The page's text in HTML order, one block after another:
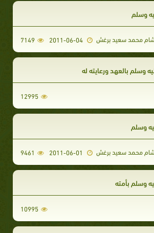
وسلم
محمد سعيد برغش 7149
وسلم بالعهد ورعايته له
12995
وسلم
محمد سعيد برغش 9461
وسلم بأمته
10995